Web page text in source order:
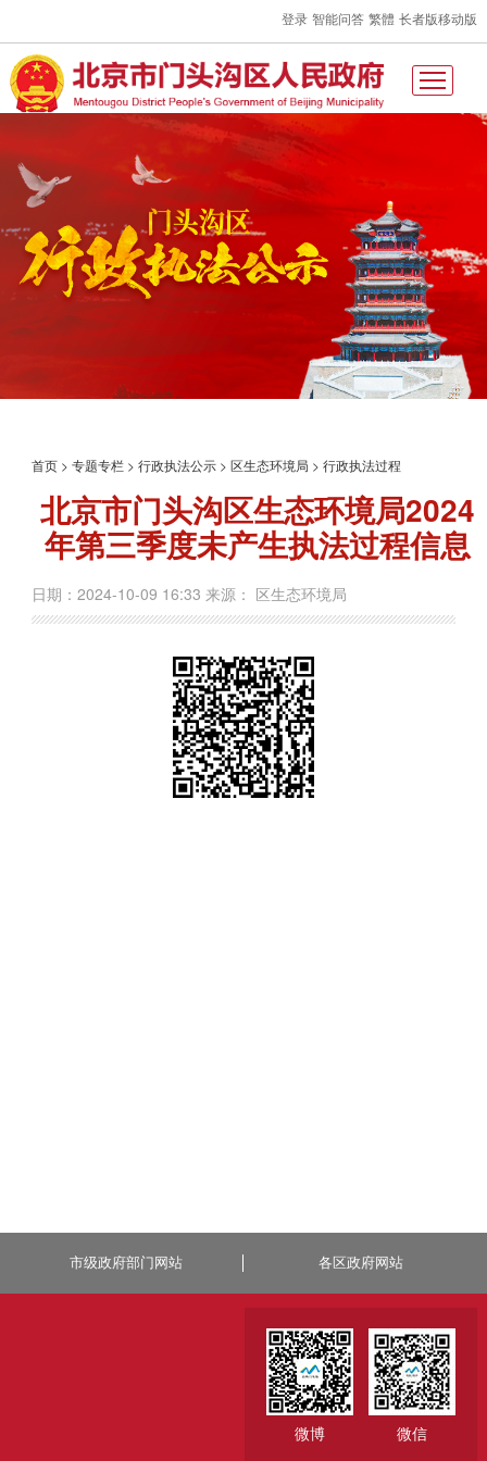
登录 智能问答 繁體 长者版移动版
首页 >专题专栏 >行政执法公示 >区生态环境局 >行政执法过程
北京市门头沟区生态环境局2024
年第三季度未产生执法过程信息
日期：2024-10-09 16:33 来源： 区生态环境局
市级政府部门网站 各区政府网站
微博 微信